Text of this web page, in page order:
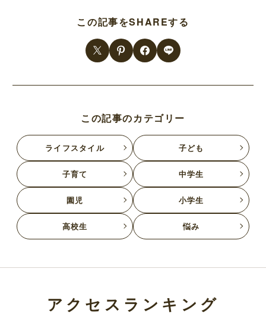
この記事をSHAREする
この記事のカテゴリー
ライフスタイル 子ども
子育て 中学生
園児 小学生
高校生 悩み
アクセスランキング